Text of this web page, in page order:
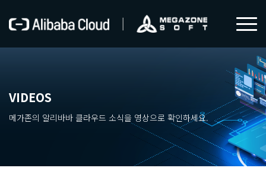
VIDEOS
메가존의 알리바바 클라우드 소식을 영상으로 확인하세요.